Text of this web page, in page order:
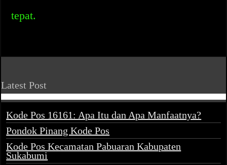
tepat.
Latest Post
Kode Pos 16161: Apa Itu dan Apa Manfaatnya?
Pondok Pinang Kode Pos
Kode Pos Kecamatan Pabuaran Kabupaten
Sukabumi